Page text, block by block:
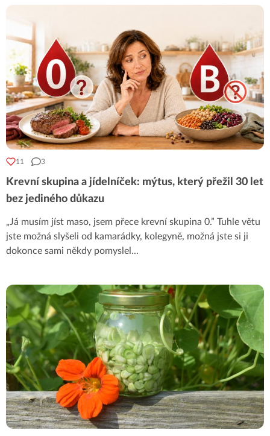
11 3
Krevní skupina a jídelníček: mýtus, který přežil 30 let
bez jediného důkazu
„Já musím jíst maso, jsem přece krevní skupina 0.” Tuhle větu
jste možná slyšeli od kamarádky, kolegyně, možná jste si ji
dokonce sami někdy pomyslel ...